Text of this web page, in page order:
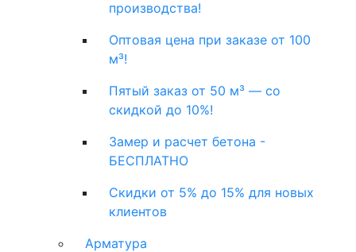
производства!
Оптовая цена при заказе от 100
м³!
Пятый заказ от 50 м³ — со
скидкой до 10%!
Замер и расчет бетона -
БЕСПЛАТНО
Скидки от 5% до 15% для новых
клиентов
Арматура